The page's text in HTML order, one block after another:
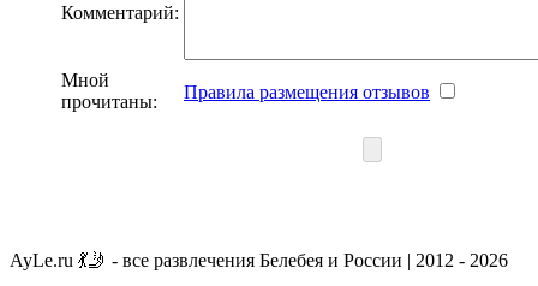
Комментарий:
Мной
прочитаны:
Правила размещения отзывов
AyLe.ru 💃🤳 - все развлечения Белебея и России | 2012 - 2026